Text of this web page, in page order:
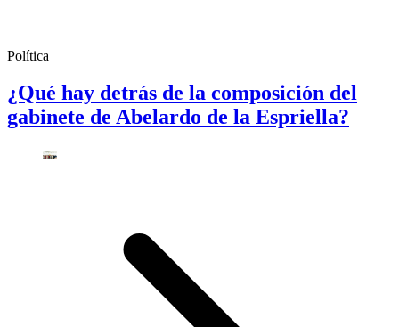
Política
¿Qué hay detrás de la composición del
gabinete de Abelardo de la Espriella?